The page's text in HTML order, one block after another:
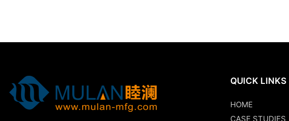
QUICK LINKS
HOME
CASE STUDIES